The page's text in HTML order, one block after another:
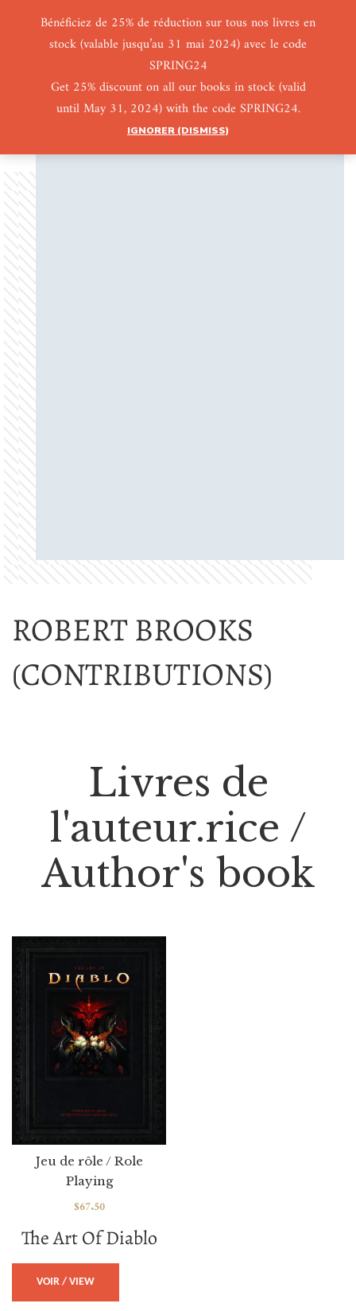
Bénéficiez de 25% de réduction sur tous nos livres en
stock (valable jusqu’au 31 mai 2024) avec le code
SPRING24
Get 25% discount on all our books in stock (valid
until May 31, 2024) with the code SPRING24.
IGNORER (DISMISS)
0 0
ROBERT BROOKS
(CONTRIBUTIONS)
Livres de
l'auteur.rice /
Author's book
The Art Of Diablo
Jeu de rôle / Role
Playing
$67.50
VOIR / VIEW